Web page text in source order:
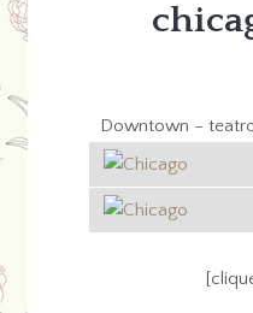
Downtown –